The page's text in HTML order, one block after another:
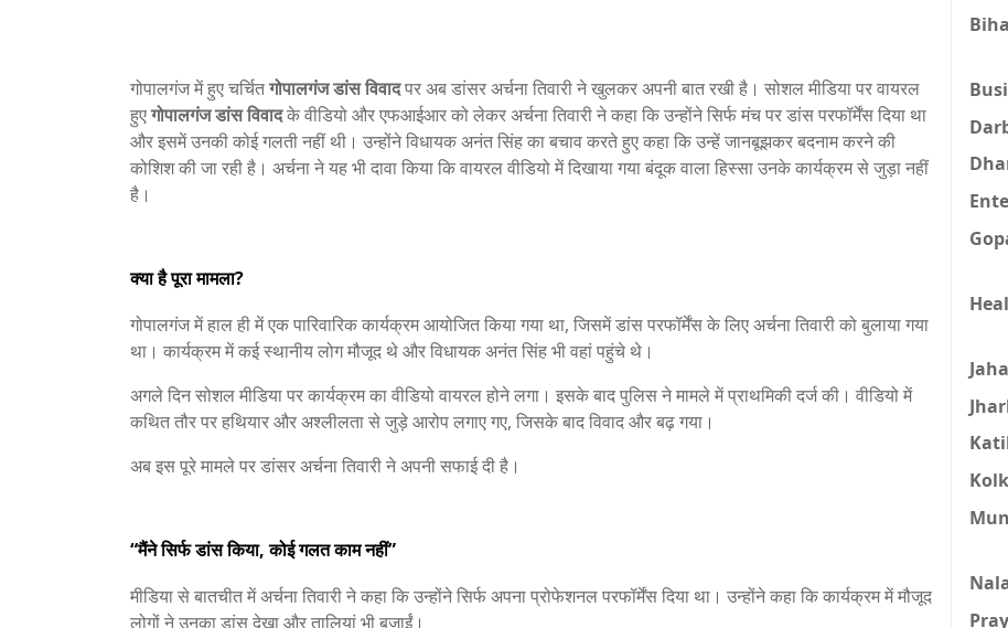
गोपालगंज में हुए चर्चितगोपालगंज डांस विवादपर अब डांसर अर्चना तिवारी ने खुलकर अपनी बात रखी है। सोशल मीडिया पर वायरल
हुएगोपालगंज डांस विवादके वीडियो और एफआईआर को लेकर अर्चना तिवारी ने कहा कि उन्होंने सिर्फ मंच पर डांस परफॉर्मेंस दिया था
और इसमें उनकी कोई गलती नहीं थी। उन्होंने विधायक अनंत सिंह का बचाव करते हुए कहा कि उन्हें जानबूझकर बदनाम करने की
कोशिश की जा रही है। अर्चना ने यह भी दावा किया कि वायरल वीडियो में दिखाया गया बंदूक वाला हिस्सा उनके कार्यक्रम से जुड़ा नहीं
है।
क्या है पूरा मामला?
गोपालगंज में हाल ही में एक पारिवारिक कार्यक्रम आयोजित किया गया था, जिसमें डांस परफॉर्मेंस के लिए अर्चना तिवारी को बुलाया गया
था। कार्यक्रम में कई स्थानीय लोग मौजूद थे और विधायक अनंत सिंह भी वहां पहुंचे थे।
अगले दिन सोशल मीडिया पर कार्यक्रम का वीडियो वायरल होने लगा। इसके बाद पुलिस ने मामले में प्राथमिकी दर्ज की। वीडियो में
कथित तौर पर हथियार और अश्लीलता से जुड़े आरोप लगाए गए, जिसके बाद विवाद और बढ़ गया।
अब इस पूरे मामले पर डांसर अर्चना तिवारी ने अपनी सफाई दी है।
“मैंने सिर्फ डांस किया, कोई गलत काम नहीं”
मीडिया से बातचीत में अर्चना तिवारी ने कहा कि उन्होंने सिर्फ अपना प्रोफेशनल परफॉर्मेंस दिया था। उन्होंने कहा कि कार्यक्रम में मौजूद
लोगों ने उनका डांस देखा और तालियां भी बजाईं।
Pray